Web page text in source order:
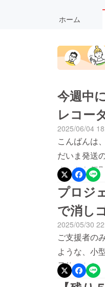
ホーム
今週中
レコー
2025/06/04
こんばんは
だいま発送
ましたら個
どございま
いいたしま
プロジ
で消し
2025/05/30
ご支援者の
ような、小
予約いただ
子様や女性